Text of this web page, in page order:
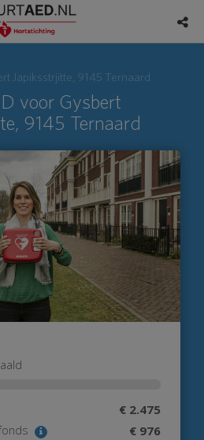
Japiksstrjitte, 9145 Ternaard
voor Gysbert
9145 Ternaard
€ 2.475
€ 976